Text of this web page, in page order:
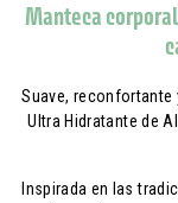
Manteca
Suave, reconfortante
Ultra Hidratante de
Inspirada en las